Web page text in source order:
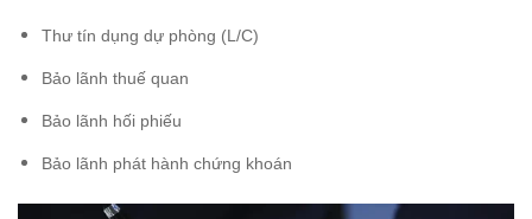
Thư tín dụng dự phòng (L/C)
Bảo lãnh thuế quan
Bảo lãnh hối phiếu
Bảo lãnh phát hành chứng khoán